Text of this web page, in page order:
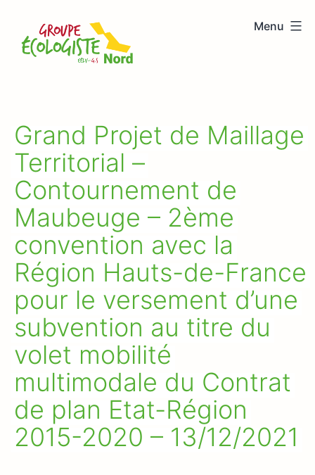
contenu
Groupe
Menu
Grand Projet de Maillage
Territorial –
Contournement de
Maubeuge – 2ème
convention avec la
Région Hauts-de-France
pour le versement d’une
subvention au titre du
volet mobilité
multimodale du Contrat
de plan Etat-Région
2015-2020 – 13/12/2021